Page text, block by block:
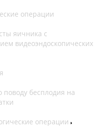
операции
яичника с
видеоэндоскопических
бесплодия на
операции